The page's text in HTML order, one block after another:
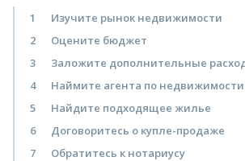
1
Изучите рынок недвижимости
2
Оцените бюджет
3
Заложите дополнительные
4
Наймите агента по недвижимости
5
Найдите подходящее жилье
6
Договоритесь о купле-продаже
7
Обратитесь к нотариусу